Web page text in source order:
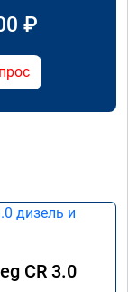
₽
CR 3.0